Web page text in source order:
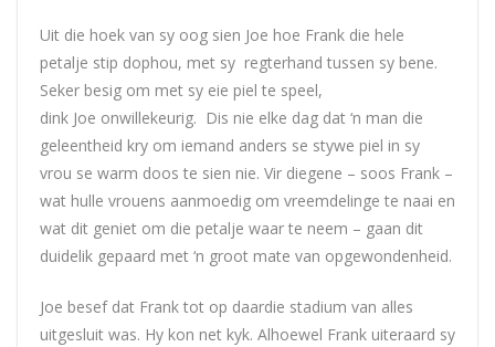
Uit die hoek van sy oog sien Joe hoe Frank die hele
petalje stip dophou, met sy regterhand tussen sy bene.
Seker besig om met sy eie piel te speel,
dink Joe onwillekeurig. Dis nie elke dag dat ‘n man die
geleentheid kry om iemand anders se stywe piel in sy
vrou se warm doos te sien nie. Vir diegene – soos Frank –
wat hulle vrouens aanmoedig om vreemdelinge te naai en
wat dit geniet om die petalje waar te neem – gaan dit
duidelik gepaard met ‘n groot mate van opgewondenheid.
Joe besef dat Frank tot op daardie stadium van alles
uitgesluit was. Hy kon net kyk. Alhoewel Frank uiteraard sy